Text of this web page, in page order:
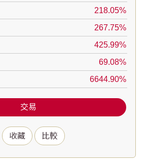
收藏 比較
218.05
267.75
425.99
69.08
6644.90
交易